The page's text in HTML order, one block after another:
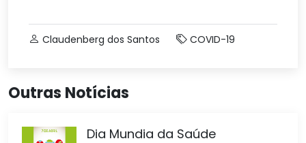
Claudenberg dos Santos COVID-19
Outras Notícias
Dia Mundia da Saúde